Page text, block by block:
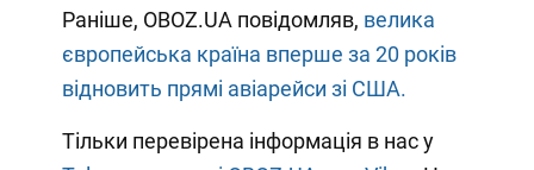
Раніше, OBOZ.UA повідомляв, велика
європейська країна вперше за 20 років
відновить прямі авіарейси зі США.
Тільки перевірена інформація в нас у